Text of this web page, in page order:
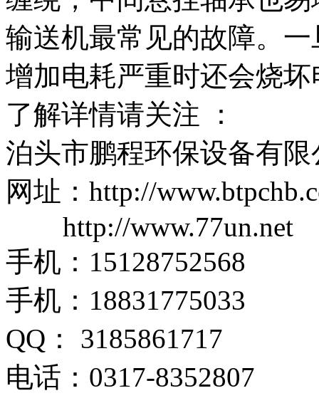
输送机最常见的故障。
增加电耗严重时还会烧坏
了解详情请关注 ：
泊头市鹏程环保设备有限
网址：http://
http://www.77un.net
手机：15128752568
手机：18831775033
QQ： 3185861717
电话：0317-8352807